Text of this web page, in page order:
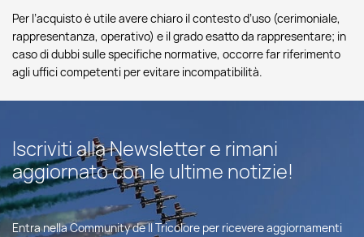
Per l’acquisto è utile avere chiaro il contesto d’uso (cerimoniale,
rappresentanza, operativo) e il grado esatto da rappresentare; in
caso di dubbi sulle specifiche normative, occorre far riferimento
agli uffici competenti per evitare incompatibilità.
Iscriviti alla Newsletter e rimani
aggiornato con le ultime notizie!
Entra nella Community de Il Tricolore per ricevere aggiornamenti